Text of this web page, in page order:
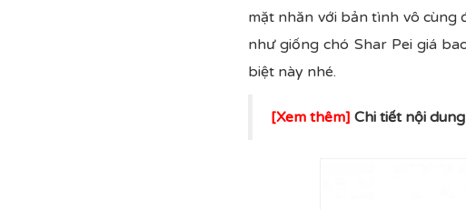
mặt nhăn với bản tình vô cùng
như giống chó Shar Pei giá
biệt này nhé.
[Xem thêm] Chi tiết nội dung